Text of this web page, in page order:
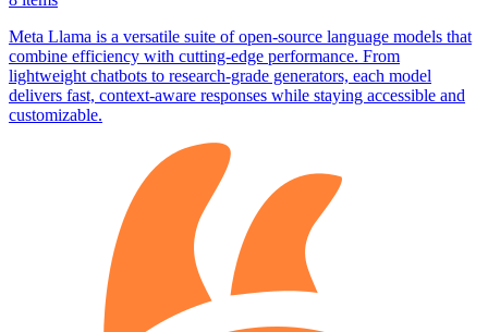
Meta Llama is a versatile suite of open‑source language models that
combine efficiency with cutting‑edge performance. From
lightweight chatbots to research‑grade generators, each model
delivers fast, context‑aware responses while staying accessible and
customizable.